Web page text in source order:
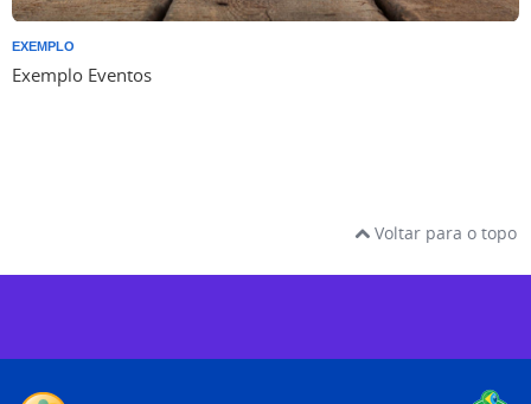
EXEMPLO
Exemplo Eventos
Voltar para o topo